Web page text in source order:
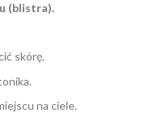
(blistra).
skórę.
na ciele.